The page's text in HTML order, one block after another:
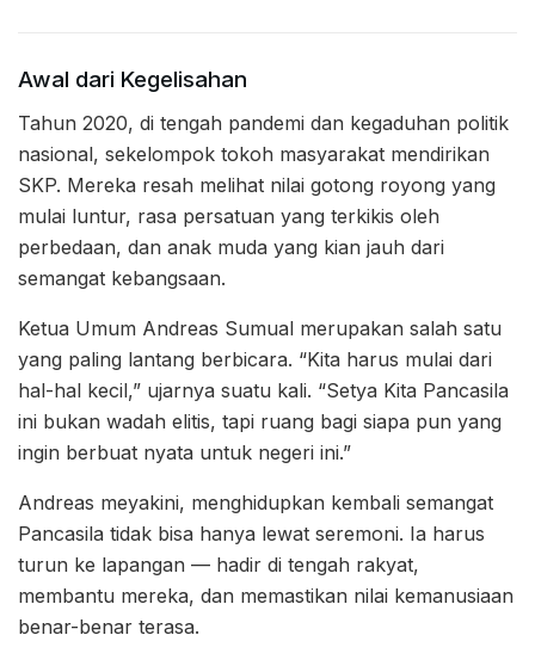
Awal dari Kegelisahan
Tahun 2020, di tengah pandemi dan kegaduhan politik
nasional, sekelompok tokoh masyarakat mendirikan
SKP. Mereka resah melihat nilai gotong royong yang
mulai luntur, rasa persatuan yang terkikis oleh
perbedaan, dan anak muda yang kian jauh dari
semangat kebangsaan.
Ketua Umum Andreas Sumual merupakan salah satu
yang paling lantang berbicara. “Kita harus mulai dari
hal-hal kecil,” ujarnya suatu kali. “Setya Kita Pancasila
ini bukan wadah elitis, tapi ruang bagi siapa pun yang
ingin berbuat nyata untuk negeri ini.”
Andreas meyakini, menghidupkan kembali semangat
Pancasila tidak bisa hanya lewat seremoni. Ia harus
turun ke lapangan — hadir di tengah rakyat,
membantu mereka, dan memastikan nilai kemanusiaan
benar-benar terasa.